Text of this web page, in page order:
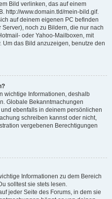
Bild verlinken, das auf einem
http://www.domain.tld/mein-bild.gif.
auf deinem eigenen PC befinden
noch zu Bildern, die nur nach
oder Yahoo-Mailboxen, mit
Um das Bild anzuzeigen, benutze den
wichtige Informationen, deshalb
Globale Bekanntmachungen
ebenfalls in deinem persönlichen
schreiben kannst oder nicht,
vergebenen Berechtigungen
Informationen zu dem Bereich
solltest sie stets lesen.
jeder Seite des Forums, in dem sie